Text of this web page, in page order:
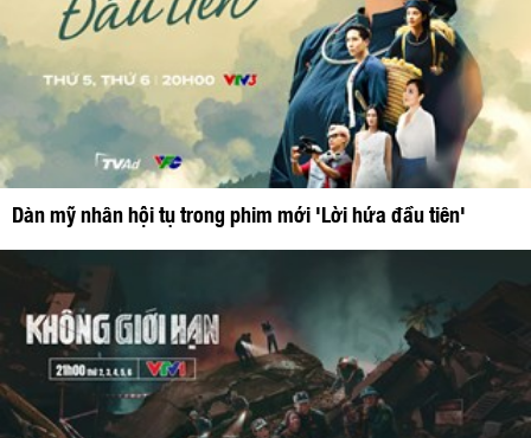
Dàn mỹ nhân hội tụ trong phim mới 'Lời hứa đầu tiên'